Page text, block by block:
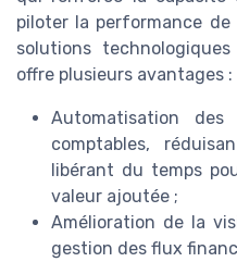
piloter la performance de
solutions
offre plusieurs avantages :
Automatisation
comptables,
libérant du temps
valeur ajoutée ;
Amélioration de la
gestion des flux